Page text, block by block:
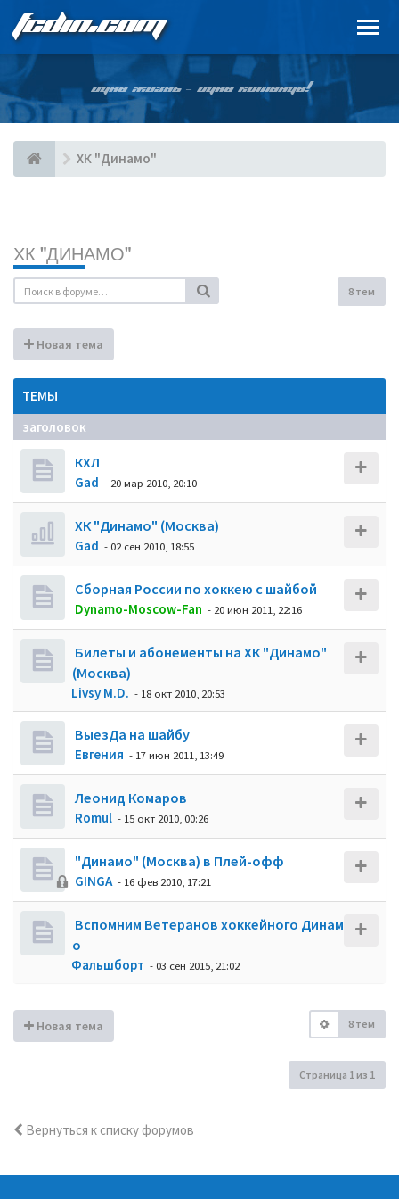
FCDIN.COM
ОДНА ЖИЗНЬ – ОДНА КОМАНДА!
ХК "Динамо"
ХК "ДИНАМО"
8 тем
Новая тема
ТЕМЫ
заголовок
КХЛ
Gad - 20 мар 2010, 20:10
ХК "Динамо" (Москва)
Gad - 02 сен 2010, 18:55
Сборная России по хоккею с шайбой
Dynamo-Moscow-Fan - 20 июн 2011, 22:16
Билеты и абонементы на ХК "Динамо"
(Москва)
Livsy M.D. - 18 окт 2010, 20:53
ВыезДа на шайбу
Евгения - 17 июн 2011, 13:49
Леонид Комаров
Romul - 15 окт 2010, 00:26
"Динамо" (Москва) в Плей-офф
GINGA - 16 фев 2010, 17:21
Вспомним Ветеранов хоккейного Динам
о
Фальшборт - 03 сен 2015, 21:02
Новая тема 8 тем
Страница 1из 1
Вернуться к списку форумов